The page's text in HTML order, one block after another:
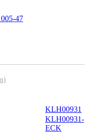
47
KLH00931
KLH00931-
ECK